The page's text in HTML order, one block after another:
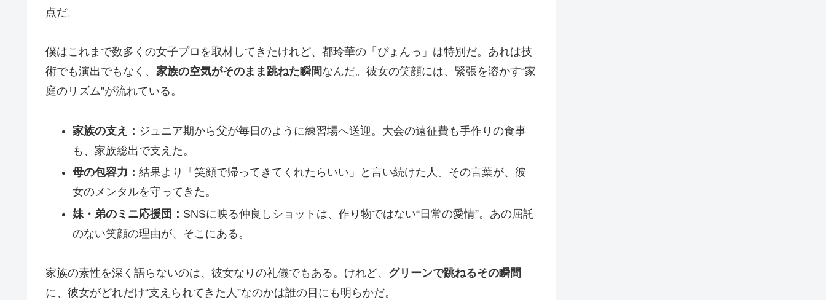
点だ。
僕はこれまで数多くの女子プロを取材してきたけれど、都玲華の「ぴょんっ」は特別だ。あれは技
術でも演出でもなく、 家族の空気がそのまま跳ねた瞬間なんだ。彼女の笑顔には、緊張を溶かす“家
庭のリズム”が流れている。
家族の支え： ジュニア期から父が毎日のように練習場へ送迎。大会の遠征費も手作りの食事
も、家族総出で支えた。
母の包容力： 結果より「笑顔で帰ってきてくれたらいい」と言い続けた人。その言葉が、彼
女のメンタルを守ってきた。
妹・弟のミニ応援団： SNSに映る仲良しショットは、作り物ではない“日常の愛情”。あの屈託
のない笑顔の理由が、そこにある。
家族の素性を深く語らないのは、彼女なりの礼儀でもある。けれど、 グリーンで跳ねるその瞬間
に、彼女がどれだけ“支えられてきた人”なのかは誰の目にも明らかだ。